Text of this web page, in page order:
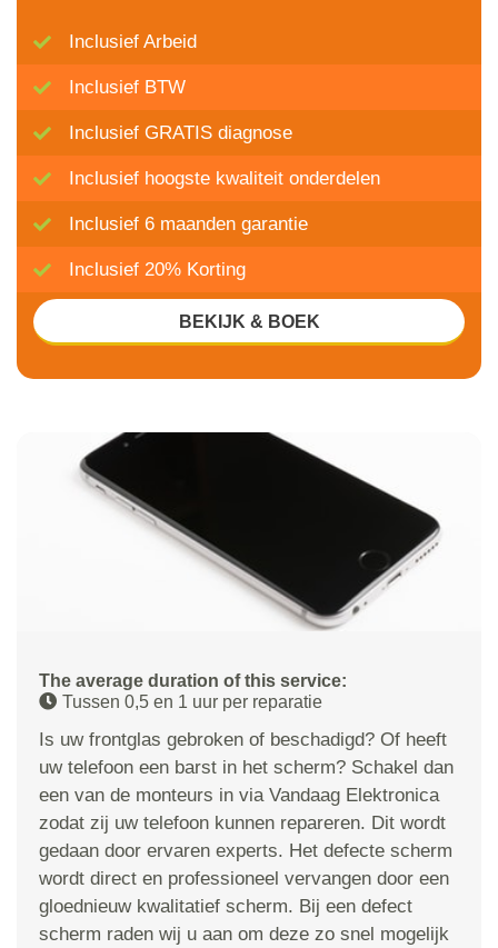
The average duration of this service:
Tussen 0,5 en 1 uur per reparatie
Is uw frontglas gebroken of beschadigd? Of heeft
uw telefoon een barst in het scherm? Schakel dan
een van de monteurs in via Vandaag Elektronica
zodat zij uw telefoon kunnen repareren. Dit wordt
gedaan door ervaren experts. Het defecte scherm
wordt direct en professioneel vervangen door een
gloednieuw kwalitatief scherm. Bij een defect
scherm raden wij u aan om deze zo snel mogelijk
Inclusief Arbeid
Inclusief BTW
Inclusief GRATIS diagnose
Inclusief hoogste kwaliteit onderdelen
Inclusief 6 maanden garantie
Inclusief 20% Korting
BEKIJK & BOEK